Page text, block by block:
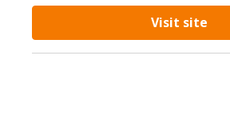
Visit site